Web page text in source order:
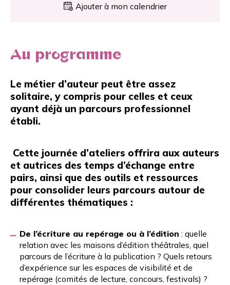
Ajouter à mon calendrier
Au programme
Le métier d’auteur peut être assez
solitaire, y compris pour celles et ceux
ayant déjà un parcours professionnel
établi.
Cette journée d’ateliers offrira aux auteurs
et autrices des temps d’échange entre
pairs, ainsi que des outils et ressources
pour consolider leurs parcours autour de
différentes thématiques :
De l’écriture au repérage ou à l’édition : quelle
relation avec les maisons d’édition théâtrales, quel
parcours de l’écriture à la publication ? Quels retours
d’expérience sur les espaces de visibilité et de
repérage (comités de lecture, concours, festivals) ?